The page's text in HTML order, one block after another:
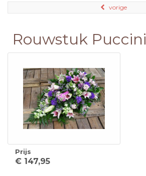
vorige
Rouwstuk Puccini
Prijs
€ 147,95